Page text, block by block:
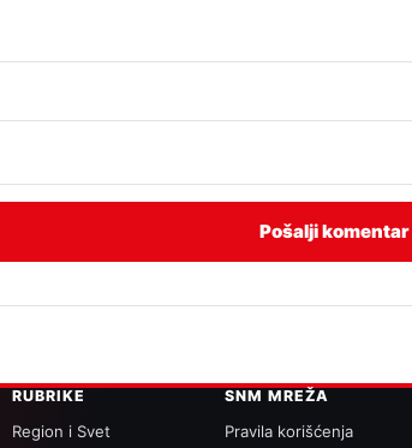
RUBRIKE
Region i Svet
SNM MREŽA
Pravila korišćenja